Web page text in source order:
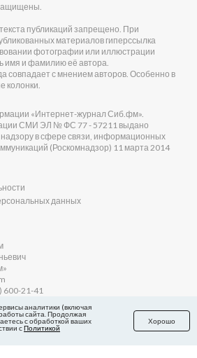
публикаций запрещено. При
материалов гиперссылка
фотографии или иллюстрации
имя и фамилию её автора.
совпадает с мнением авторов. Особенно в
колонки.
«Интернет-журнал Сиб.фм».
СМИ ЭЛ № ФС 77 - 57211 выдано
в сфере связи, информационных
(Роскомнадзор) 11 марта 2014
данных
600-21-41
Технодзен
аналитики (включая
сайта. Продолжая
с обработкой ваших
сПолитикой
Хорошо